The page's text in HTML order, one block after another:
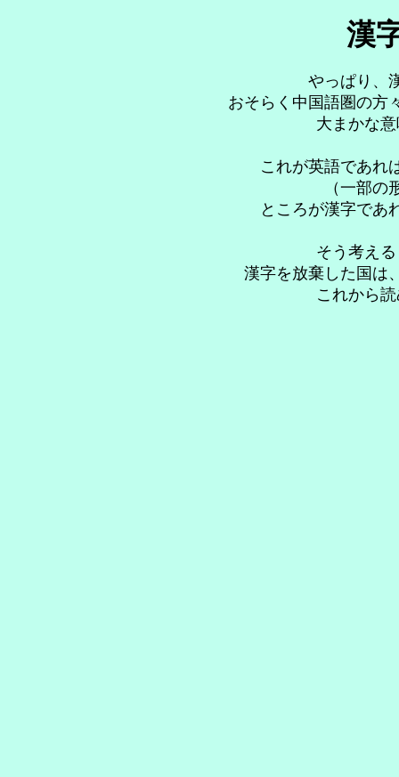
漢
やっぱり、
おそらく中国語圏の方
大まかな
これが英語であれ
（一部の
ところが漢字であ
そう考え
漢字を放棄した国は
これから